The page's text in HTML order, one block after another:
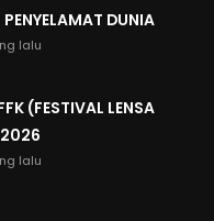
DUNIA
lalu
(FESTIVAL LENSA
2026
lalu